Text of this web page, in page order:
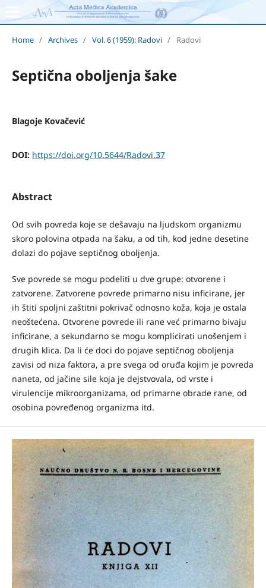
Home / Archives / Vol. 6 (1959): Radovi / Radovi
Septična oboljenja šake
Blagoje Kovačević
DOI: https://doi.org/10.5644/Radovi.37
Abstract
Od svih povreda koje se dešavaju na ljudskom organizmu
skoro polovina otpada na šaku, a od tih, kod jedne desetine
dolazi do pojave septičnog oboljenja.
Sve povrede se mogu podeliti u dve grupe: otvorene i
zatvorene. Zatvorene povrede primarno nisu inficirane, jer
ih štiti spoljni zaštitni pokrivač odnosno koža, koja je ostala
neoštećena. Otvorene povrede ili rane već primarno bivaju
inficirane, a sekundarno se mogu komplicirati unošenjem i
drugih klica. Da li će doci do pojave septičnog oboljenja
zavisi od niza faktora, a pre svega od oruđa kojim je povreda
naneta, od jačine sile koja je dejstvovala, od vrste i
virulencije mikroorganizama, od primarne obrade rane, od
osobina povređenog organizma itd.